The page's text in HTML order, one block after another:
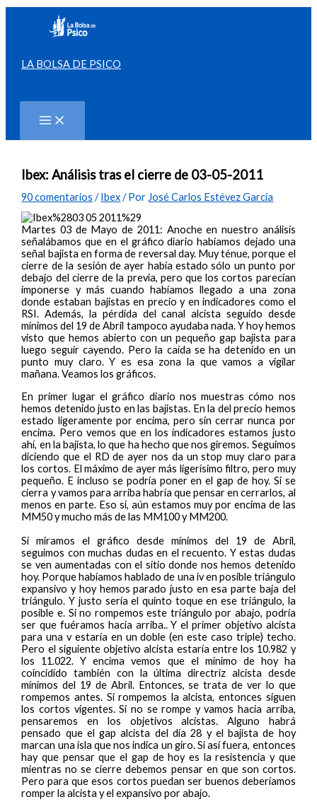
contenido
LA BOLSA DE PSICO
Ibex: Análisis tras el cierre de 03-05-2011
90 comentarios /Ibex/ Por José Carlos Estévez García
Martes 03 de Mayo de 2011: Anoche en nuestro análisis
señalábamos que en el gráfico diario habíamos dejado una
señal bajista en forma de reversal day. Muy ténue, porque el
cierre de la sesión de ayer había estado sólo un punto por
debajo del cierre de la previa, pero que los cortos parecían
imponerse y más cuando habíamos llegado a una zona
donde estaban bajistas en precio y en indicadores como el
RSI. Además, la pérdida del canal alcista seguido desde
mínimos del 19 de Abril tampoco ayudaba nada. Y hoy hemos
visto que hemos abierto con un pequeño gap bajista para
luego seguir cayendo. Pero la caída se ha detenido en un
punto muy claro. Y es esa zona la que vamos a vigilar
mañana. Veamos los gráficos.
En primer lugar el gráfico diario nos muestras cómo nos
hemos detenido justo en las bajistas. En la del precio hemos
estado ligeramente por encima, pero sin cerrar nunca por
encima. Pero vemos que en los indicadores estamos justo
ahí, en la bajista, lo que ha hecho que nos giremos. Seguimos
diciendo que el RD de ayer nos da un stop muy claro para
los cortos. El máximo de ayer más ligerísimo filtro, pero muy
pequeño. E incluso se podría poner en el gap de hoy. Si se
cierra y vamos para arriba habría que pensar en cerrarlos, al
menos en parte. Eso sí, aún estamos muy por encima de las
MM50 y mucho más de las MM100 y MM200.
Si miramos el gráfico desde mínimos del 19 de Abril,
seguimos con muchas dudas en el recuento. Y estas dudas
se ven aumentadas con el sitio donde nos hemos detenido
hoy. Porque habíamos hablado de una iv en posible triángulo
expansivo y hoy hemos parado justo en esa parte baja del
triángulo. Y justo sería el quinto toque en ese triángulo, la
posible e. Si no rompemos este triángulo por abajo, podría
ser que fuéramos hacia arriba.. Y el primer objetivo alcista
para una v estaría en un doble (en este caso triple) techo.
Pero el siguiente objetivo alcista estaría entre los 10.982 y
los 11.022. Y encima vemos que el mínimo de hoy ha
coincidido también con la última directriz alcista desde
mínimos del 19 de Abril. Entonces, se trata de ver lo que
rompemos antes. Si rompemos la alcista, entonces siguen
los cortos vigentes. Si no se rompe y vamos hacia arriba,
pensaremos en los objetivos alcistas. Alguno habrá
pensado que el gap alcista del día 28 y el bajista de hoy
marcan una isla que nos indica un giro. Si así fuera, entonces
hay que pensar que el gap de hoy es la resistencia y que
mientras no se cierre debemos pensar en que son cortos.
Pero para que esos cortos puedan ser buenos deberíamos
romper la alcista y el expansivo por abajo.